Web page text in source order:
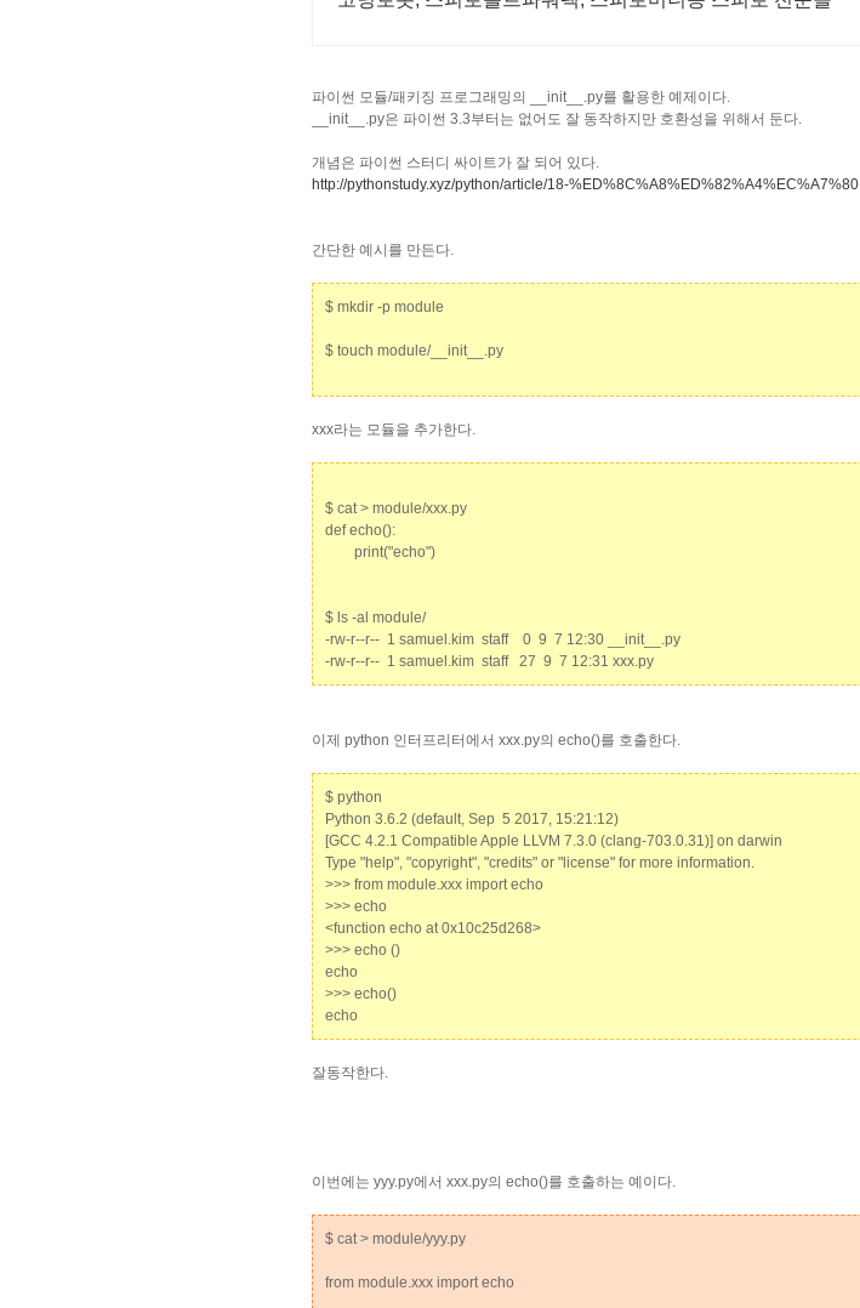
파이썬 모듈/패키징 프로그래밍의 __init__.py를 활용한 예제이다.
__init__.py은 파이썬 3.3부터는 없어도 잘 동작하지만 호환성을 위해서 둔다.
개념은 파이썬 스터디 싸이트가 잘 되어 있다.
http://pythonstudy.xyz/python/article/18-%ED%8C%A8%ED%82%A4%EC%A7%80
간단한 예시를 만든다.
$ mkdir -p module
$ touch module/__init__.py
xxx라는 모듈을 추가한다.
$ cat > module/xxx.py
def echo():
print("echo")
$ ls -al module/
-rw-r--r-- 1 samuel.kim staff 0 9 7 12:30 __init__.py
-rw-r--r-- 1 samuel.kim staff 27 9 7 12:31 xxx.py
이제 python 인터프리터에서 xxx.py의 echo()를 호출한다.
$ python
Python 3.6.2 (default, Sep 5 2017, 15:21:12)
[GCC 4.2.1 Compatible Apple LLVM 7.3.0 (clang-703.0.31)] on darwin
Type "help", "copyright", "credits" or "license" for more information.
>>> from module.xxx import echo
>>> echo
<function echo at 0x10c25d268>
>>> echo ()
echo
>>> echo()
echo
잘동작한다.
이번에는 yyy.py에서 xxx.py의 echo()를 호출하는 예이다.
$ cat > module/yyy.py
from module.xxx import echo